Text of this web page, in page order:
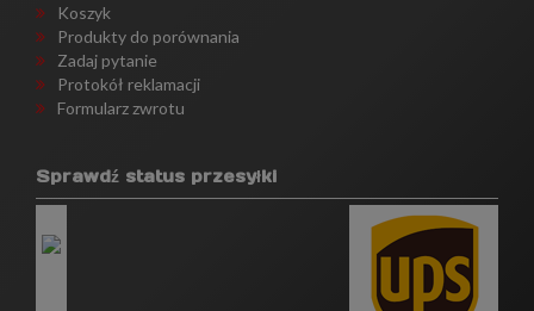
Koszyk
Produkty do porównania
Zadaj pytanie
Protokół reklamacji
Formularz zwrotu
Sprawdź status przesyłki